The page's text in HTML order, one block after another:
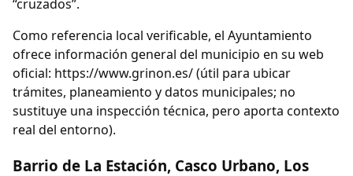
“cruzados”.
Como referencia local verificable, el Ayuntamiento
ofrece información general del municipio en su web
oficial: https://www.grinon.es/ (útil para ubicar
trámites, planeamiento y datos municipales; no
sustituye una inspección técnica, pero aporta contexto
real del entorno).
Barrio de La Estación, Casco Urbano, Los